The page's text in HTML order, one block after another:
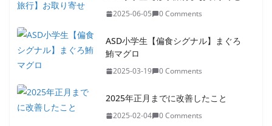
2025-06-05 0 Comments
ASD小学生【偏食シグナル】まぐろ
鮪マグロ
2025-03-19 0 Comments
2025年正月までに改善したこと
2025-02-04 0 Comments